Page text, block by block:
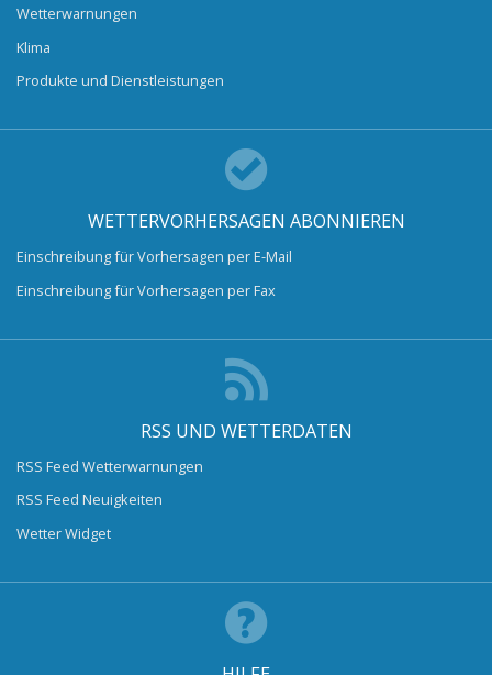
Wetterwarnungen
Klima
Produkte und Dienstleistungen
WETTERVORHERSAGEN ABONNIEREN
Einschreibung für Vorhersagen per E-Mail
Einschreibung für Vorhersagen per Fax
RSS UND WETTERDATEN
RSS Feed Wetterwarnungen
RSS Feed Neuigkeiten
Wetter Widget